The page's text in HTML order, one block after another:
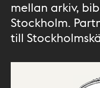
mellan arkiv,
Stockholm.
till